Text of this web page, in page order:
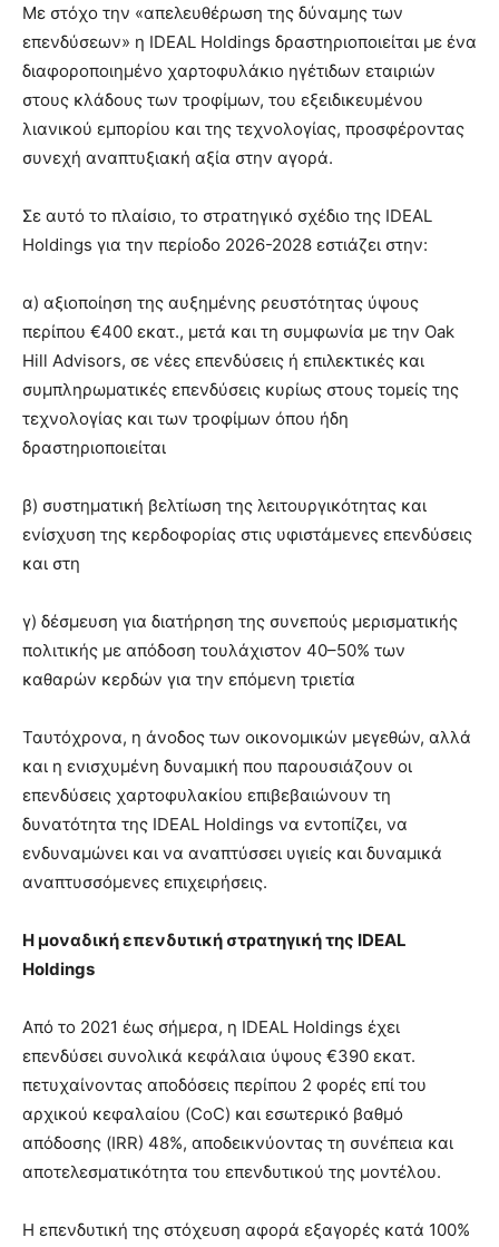
Με στόχο την «απελευθέρωση της δύναμης των
επενδύσεων» η IDEAL Holdings δραστηριοποιείται με ένα
διαφοροποιημένο χαρτοφυλάκιο ηγέτιδων εταιριών
στους κλάδους των τροφίμων, του εξειδικευμένου
λιανικού εμπορίου και της τεχνολογίας, προσφέροντας
συνεχή αναπτυξιακή αξία στην αγορά.
Σε αυτό το πλαίσιο, το στρατηγικό σχέδιο της IDEAL
Holdings για την περίοδο 2026-2028 εστιάζει στην:
α) αξιοποίηση της αυξημένης ρευστότητας ύψους
περίπου €400 εκατ., μετά και τη συμφωνία με την Oak
Hill Advisors, σε νέες επενδύσεις ή επιλεκτικές και
συμπληρωματικές επενδύσεις κυρίως στους τομείς της
τεχνολογίας και των τροφίμων όπου ήδη
δραστηριοποιείται
β) συστηματική βελτίωση της λειτουργικότητας και
ενίσχυση της κερδοφορίας στις υφιστάμενες επενδύσεις
και στη
γ) δέσμευση για διατήρηση της συνεπούς μερισματικής
πολιτικής με απόδοση τουλάχιστον 40–50% των
καθαρών κερδών για την επόμενη τριετία
Ταυτόχρονα, η άνοδος των οικονομικών μεγεθών, αλλά
και η ενισχυμένη δυναμική που παρουσιάζουν οι
επενδύσεις χαρτοφυλακίου επιβεβαιώνουν τη
δυνατότητα της IDEAL Holdings να εντοπίζει, να
ενδυναμώνει και να αναπτύσσει υγιείς και δυναμικά
αναπτυσσόμενες επιχειρήσεις.
Η μοναδική επενδυτική στρατηγική της IDEAL
Holdings
Από το 2021 έως σήμερα, η IDEAL Holdings έχει
επενδύσει συνολικά κεφάλαια ύψους €390 εκατ.
πετυχαίνοντας αποδόσεις περίπου 2 φορές επί του
αρχικού κεφαλαίου (CoC) και εσωτερικό βαθμό
απόδοσης (IRR) 48%, αποδεικνύοντας τη συνέπεια και
αποτελεσματικότητα του επενδυτικού της μοντέλου.
Η επενδυτική της στόχευση αφορά εξαγορές κατά 100%